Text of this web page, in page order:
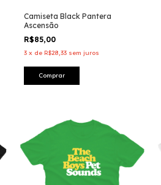
Camiseta Black Pantera
Ascensão
R$85,00
3 x de R$28,33 sem juros
Comprar